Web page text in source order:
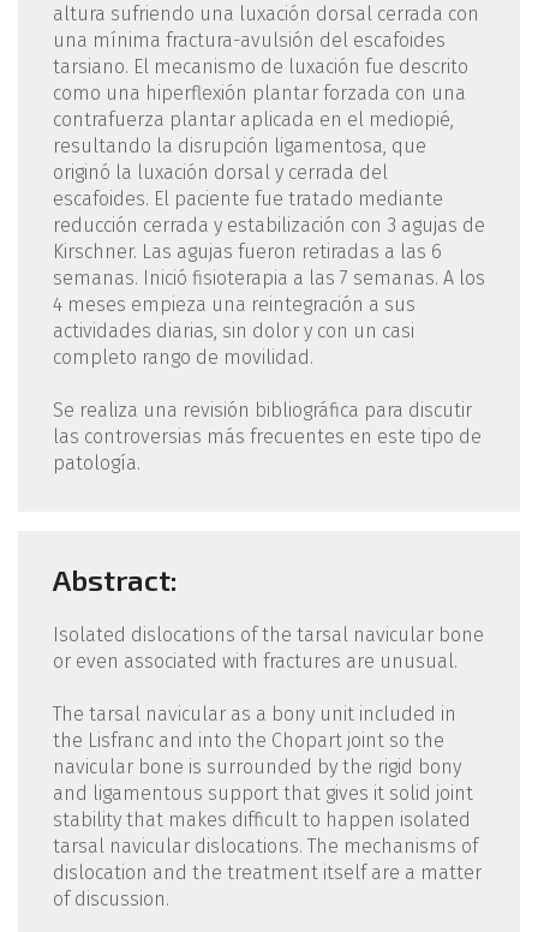
altura sufriendo una luxación dorsal cerrada con
una mínima fractura-avulsión del escafoides
tarsiano. El mecanismo de luxación fue descrito
como una hiperflexión plantar forzada con una
contrafuerza plantar aplicada en el mediopié,
resultando la disrupción ligamentosa, que
originó la luxación dorsal y cerrada del
escafoides. El paciente fue tratado mediante
reducción cerrada y estabilización con 3 agujas de
Kirschner. Las agujas fueron retiradas a las 6
semanas. Inició fisioterapia a las 7 semanas. A los
4 meses empieza una reintegración a sus
actividades diarias, sin dolor y con un casi
completo rango de movilidad.
Se realiza una revisión bibliográfica para discutir
las controversias más frecuentes en este tipo de
patología.
Abstract:
Isolated dislocations of the tarsal navicular bone
or even associated with fractures are unusual.
The tarsal navicular as a bony unit included in
the Lisfranc and into the Chopart joint so the
navicular bone is surrounded by the rigid bony
and ligamentous support that gives it solid joint
stability that makes difficult to happen isolated
tarsal navicular dislocations. The mechanisms of
dislocation and the treatment itself are a matter
of discussion.